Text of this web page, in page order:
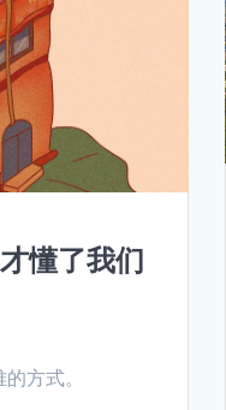
懂了我们
方式。